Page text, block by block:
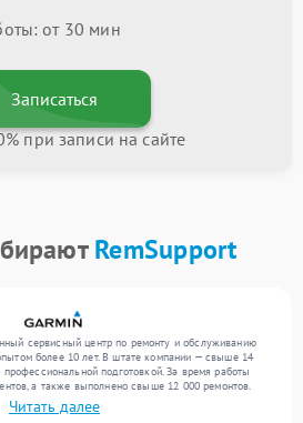
от 30 мин
Записаться
при записи на сайте
RemSupport
сервисный центр по ремонту и обслуживанию
более 10 лет. В штате компании — свыше 14
подготовкой. За время работы
а также выполнено свыше 12 000 ремонтов.
свыше 300 единиц техники, включая , , . Мы
и поддерживаем высокий стандарт качества
Читать далее